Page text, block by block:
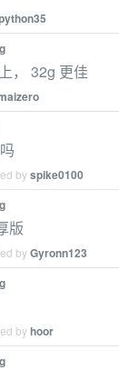
， 32g 更佳
byspike0100
版
byGyronn123
byhoor